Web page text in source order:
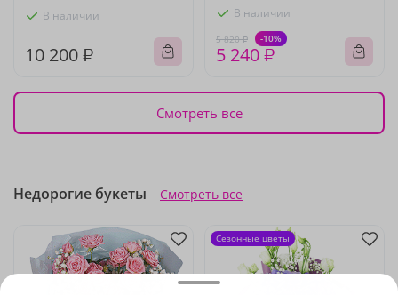
В наличии
10 200 ₽
В наличии
5 820 ₽ -10%
5 240 ₽
Смотреть все
Недорогие букеты Смотреть все
Сезонные цветы